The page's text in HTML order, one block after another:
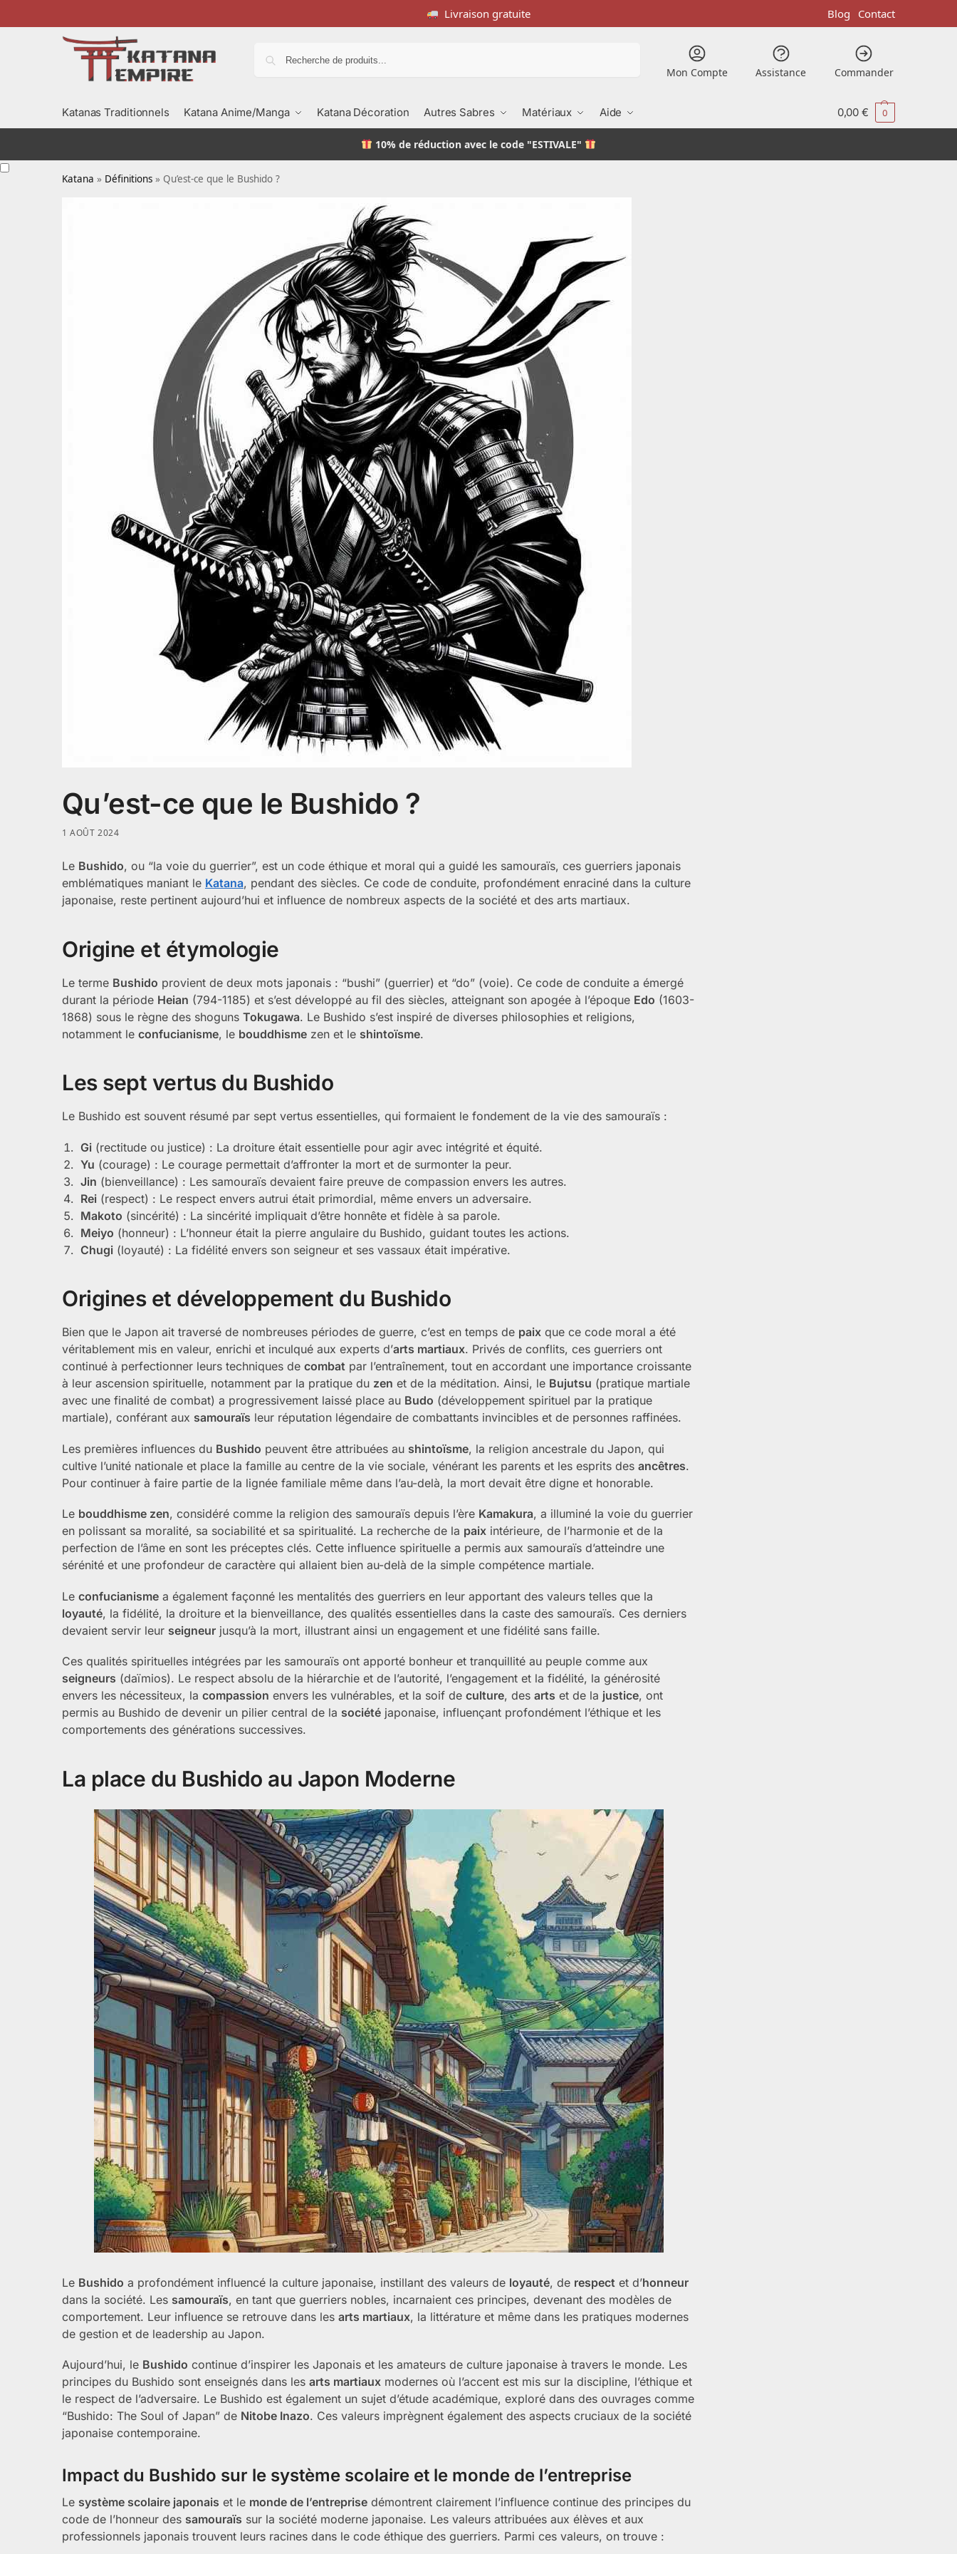
Livraison gratuite Blog Contact
Mon Compte Assistance Commander
Katanas Traditionnels Katana Anime/Manga Katana Décoration Autres Sabres Matériaux Aide 0,00€ 0
10% de réduction avec le code "ESTIVALE"
Katana » Définitions » Qu’est-ce que le Bushido ?
Qu’est-ce que le Bushido ?
1 AOÛT 2024
Le Bushido, ou “la voie du guerrier”, est un code éthique et moral qui a guidé les samouraïs, ces guerriers japonais
emblématiques maniant le Katana, pendant des siècles. Ce code de conduite, profondément enraciné dans la culture
japonaise, reste pertinent aujourd’hui et influence de nombreux aspects de la société et des arts martiaux.
Origine et étymologie
Le terme Bushido provient de deux mots japonais : “bushi” (guerrier) et “do” (voie). Ce code de conduite a émergé
durant la période Heian (794-1185) et s’est développé au fil des siècles, atteignant son apogée à l’époque Edo (1603-
1868) sous le règne des shoguns Tokugawa. Le Bushido s’est inspiré de diverses philosophies et religions,
notamment le confucianisme, le bouddhisme zen et le shintoïsme.
Les sept vertus du Bushido
Le Bushido est souvent résumé par sept vertus essentielles, qui formaient le fondement de la vie des samouraïs :
Gi (rectitude ou justice) : La droiture était essentielle pour agir avec intégrité et équité.
Yu (courage) : Le courage permettait d’affronter la mort et de surmonter la peur.
Jin (bienveillance) : Les samouraïs devaient faire preuve de compassion envers les autres.
Rei (respect) : Le respect envers autrui était primordial, même envers un adversaire.
Makoto (sincérité) : La sincérité impliquait d’être honnête et fidèle à sa parole.
Meiyo (honneur) : L’honneur était la pierre angulaire du Bushido, guidant toutes les actions.
Chugi (loyauté) : La fidélité envers son seigneur et ses vassaux était impérative.
Origines et développement du Bushido
Bien que le Japon ait traversé de nombreuses périodes de guerre, c’est en temps de paix que ce code moral a été
véritablement mis en valeur, enrichi et inculqué aux experts d’arts martiaux. Privés de conflits, ces guerriers ont
continué à perfectionner leurs techniques de combat par l’entraînement, tout en accordant une importance croissante
à leur ascension spirituelle, notamment par la pratique du zen et de la méditation. Ainsi, le Bujutsu (pratique martiale
avec une finalité de combat) a progressivement laissé place au Budo (développement spirituel par la pratique
martiale), conférant aux samouraïs leur réputation légendaire de combattants invincibles et de personnes raffinées.
Les premières influences du Bushido peuvent être attribuées au shintoïsme, la religion ancestrale du Japon, qui
cultive l’unité nationale et place la famille au centre de la vie sociale, vénérant les parents et les esprits des ancêtres.
Pour continuer à faire partie de la lignée familiale même dans l’au-delà, la mort devait être digne et honorable.
Le bouddhisme zen, considéré comme la religion des samouraïs depuis l’ère Kamakura, a illuminé la voie du guerrier
en polissant sa moralité, sa sociabilité et sa spiritualité. La recherche de la paix intérieure, de l’harmonie et de la
perfection de l’âme en sont les préceptes clés. Cette influence spirituelle a permis aux samouraïs d’atteindre une
sérénité et une profondeur de caractère qui allaient bien au-delà de la simple compétence martiale.
Le confucianisme a également façonné les mentalités des guerriers en leur apportant des valeurs telles que la
loyauté, la fidélité, la droiture et la bienveillance, des qualités essentielles dans la caste des samouraïs. Ces derniers
devaient servir leur seigneur jusqu’à la mort, illustrant ainsi un engagement et une fidélité sans faille.
Ces qualités spirituelles intégrées par les samouraïs ont apporté bonheur et tranquillité au peuple comme aux
seigneurs (daïmios). Le respect absolu de la hiérarchie et de l’autorité, l’engagement et la fidélité, la générosité
envers les nécessiteux, la compassion envers les vulnérables, et la soif de culture, des arts et de la justice, ont
permis au Bushido de devenir un pilier central de la société japonaise, influençant profondément l’éthique et les
comportements des générations successives.
La place du Bushido au Japon Moderne
Le Bushido a profondément influencé la culture japonaise, instillant des valeurs de loyauté, de respect et d’honneur
dans la société. Les samouraïs, en tant que guerriers nobles, incarnaient ces principes, devenant des modèles de
comportement. Leur influence se retrouve dans les arts martiaux, la littérature et même dans les pratiques modernes
de gestion et de leadership au Japon.
Aujourd’hui, le Bushido continue d’inspirer les Japonais et les amateurs de culture japonaise à travers le monde. Les
principes du Bushido sont enseignés dans les arts martiaux modernes où l’accent est mis sur la discipline, l’éthique et
le respect de l’adversaire. Le Bushido est également un sujet d’étude académique, exploré dans des ouvrages comme
“Bushido: The Soul of Japan” de Nitobe Inazo. Ces valeurs imprègnent également des aspects cruciaux de la société
japonaise contemporaine.
Impact du Bushido sur le système scolaire et le monde de l’entreprise
Le système scolaire japonais et le monde de l’entreprise démontrent clairement l’influence continue des principes du
code de l’honneur des samouraïs sur la société moderne japonaise. Les valeurs attribuées aux élèves et aux
professionnels japonais trouvent leurs racines dans le code éthique des guerriers. Parmi ces valeurs, on trouve :